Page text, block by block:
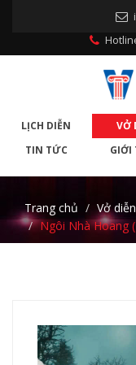
LỊCH DIỄN VỞ
TIN TỨC
GIỚI
Trang chủ
Vở diễn
Ngôi Nhà Hoang